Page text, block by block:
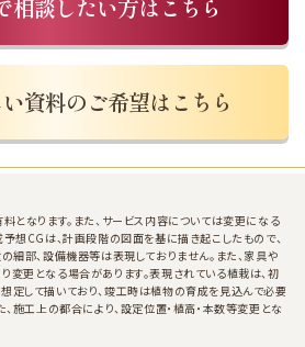
相談したい方はこちら
資料のご希望はこちら
となります。また、サービス内容については変更になる
想CGは、計画段階の図面を基に描き起こしたもので、
細部、設備機器等は表現しておりません。また、家具や
更となる場合があります。表現されている植栽は、初
定して描いており、竣工時は植物の育成を見込んで必要
、施工上の都合により、設定位置・植高・本数等変更とな